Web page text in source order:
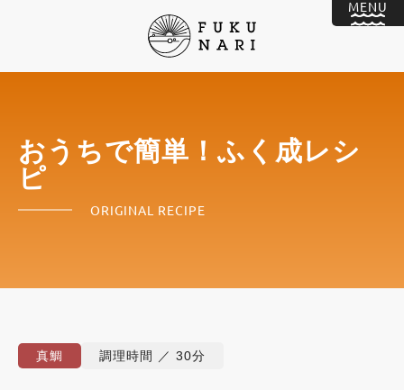
おうちで簡単！ふく成レシ
ピ
ORIGINAL RECIPE
真鯛 調理時間 ／ 30分